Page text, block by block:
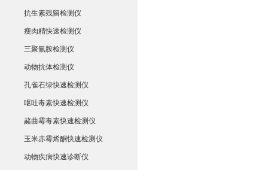
抗生素残留检测仪
瘦肉精快速检测仪
三聚氰胺检测仪
动物抗体检测仪
孔雀石绿快速检测仪
呕吐毒素快速检测仪
赭曲霉毒素快速检测仪
玉米赤霉烯酮快速检测仪
动物疾病快速诊断仪